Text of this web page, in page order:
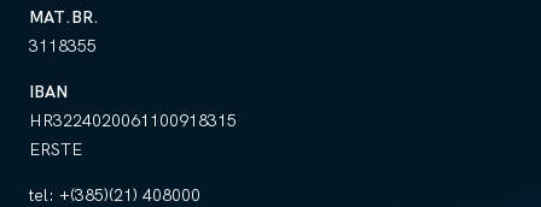
MAT.BR.
3118355
IBAN
HR3224020061100918315
ERSTE
tel: +(385)(21) 408000